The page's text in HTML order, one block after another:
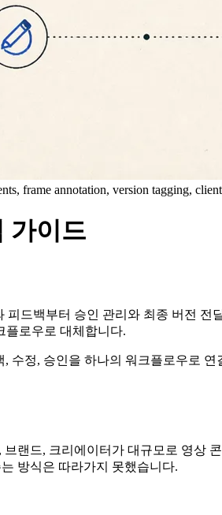
frame annotation, version tagging,
가이드
드백부터 승인 관리와 최종 버전 전
플로우로 대체합니다.
수정, 승인을 하나의 워크플로우로
랜드, 크리에이터가 대규모로 영상
방식은 따라가지 못했습니다.